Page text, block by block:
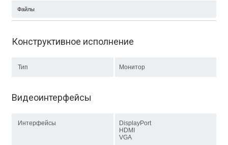
Файлы
Конструктивное исполнение
Тип Монитор
Видеоинтерфейсы
Интерфейсы
DisplayPort
HDMI
VGA